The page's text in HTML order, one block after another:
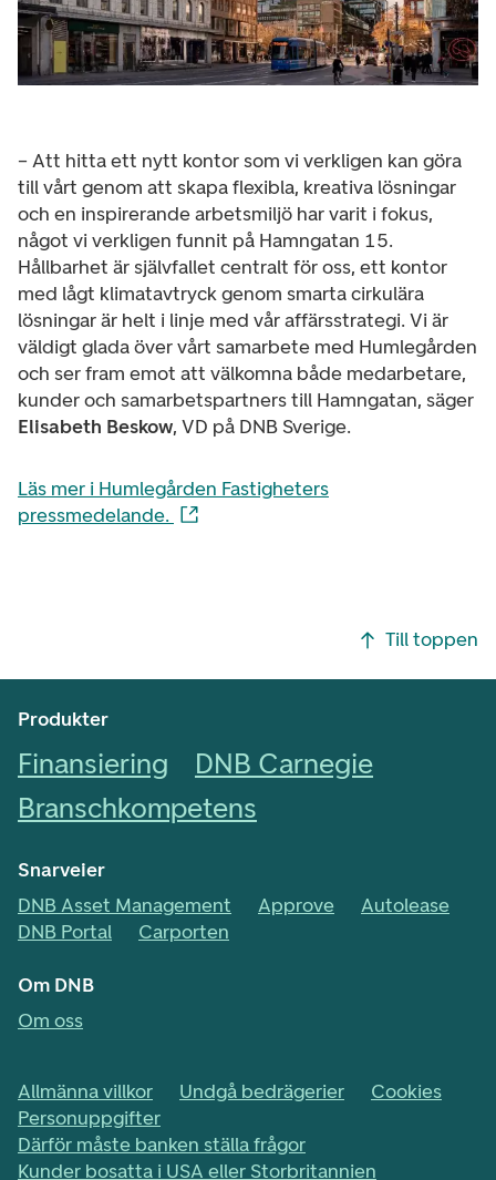
– Att hitta ett nytt kontor som vi verkligen kan göra
till vårt genom att skapa flexibla, kreativa lösningar
och en inspirerande arbetsmiljö har varit i fokus,
något vi verkligen funnit på Hamngatan 15.
Hållbarhet är självfallet centralt för oss, ett kontor
med lågt klimatavtryck genom smarta cirkulära
lösningar är helt i linje med vår affärsstrategi. Vi är
väldigt glada över vårt samarbete med Humlegården
och ser fram emot att välkomna både medarbetare,
kunder och samarbetspartners till Hamngatan, säger
Elisabeth Beskow, VD på DNB Sverige.
Läs mer i Humlegården Fastigheters
pressmedelande.
Till toppen
Produkter
Finansiering
DNB Carnegie
Branschkompetens
Snarveier
DNB Asset Management
Approve
Autolease
DNB Portal
Carporten
Om DNB
Om oss
Allmänna villkor Undgå bedrägerier
Cookies
Personuppgifter
Därför måste banken ställa frågor
Kunder bosatta i USA eller Storbritannien